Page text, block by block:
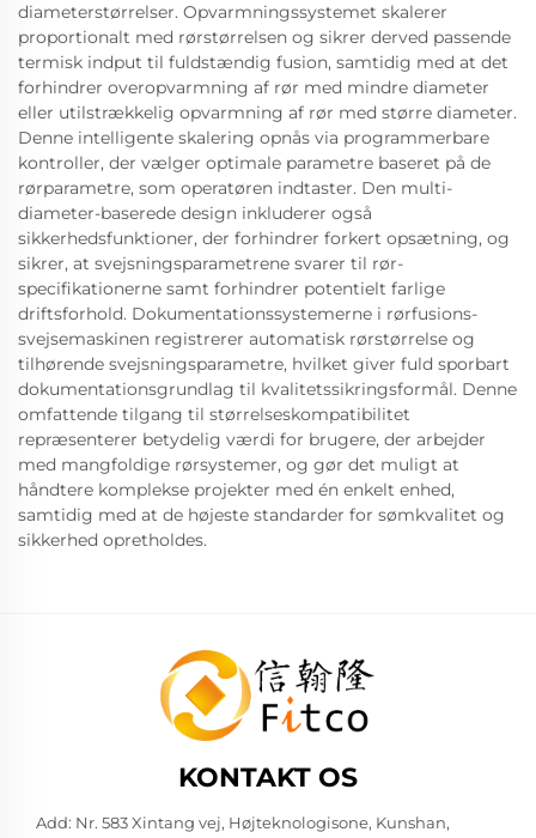
diameterstørrelser. Opvarmningssystemet skalerer
proportionalt med rørstørrelsen og sikrer derved passende
termisk indput til fuldstændig fusion, samtidig med at det
forhindrer overopvarmning af rør med mindre diameter
eller utilstrækkelig opvarmning af rør med større diameter.
Denne intelligente skalering opnås via programmerbare
kontroller, der vælger optimale parametre baseret på de
rørparametre, som operatøren indtaster. Den multi-
diameter-baserede design inkluderer også
sikkerhedsfunktioner, der forhindrer forkert opsætning, og
sikrer, at svejsningsparametrene svarer til rør-
specifikationerne samt forhindrer potentielt farlige
driftsforhold. Dokumentationssystemerne i rørfusions-
svejsemaskinen registrerer automatisk rørstørrelse og
tilhørende svejsningsparametre, hvilket giver fuld sporbart
dokumentationsgrundlag til kvalitetssikringsformål. Denne
omfattende tilgang til størrelseskompatibilitet
repræsenterer betydelig værdi for brugere, der arbejder
med mangfoldige rørsystemer, og gør det muligt at
håndtere komplekse projekter med én enkelt enhed,
samtidig med at de højeste standarder for sømkvalitet og
sikkerhed opretholdes.
KONTAKT OS
Add: Nr. 583 Xintang vej, Højteknologisone, Kunshan,